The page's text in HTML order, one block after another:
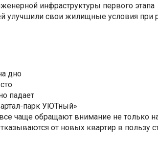
инфраструктуры первого этапа
улучшили свои жилищные условия при
дно
падает
парк УЮТный»
чаще обращают внимание не только
от новых квартир в пользу